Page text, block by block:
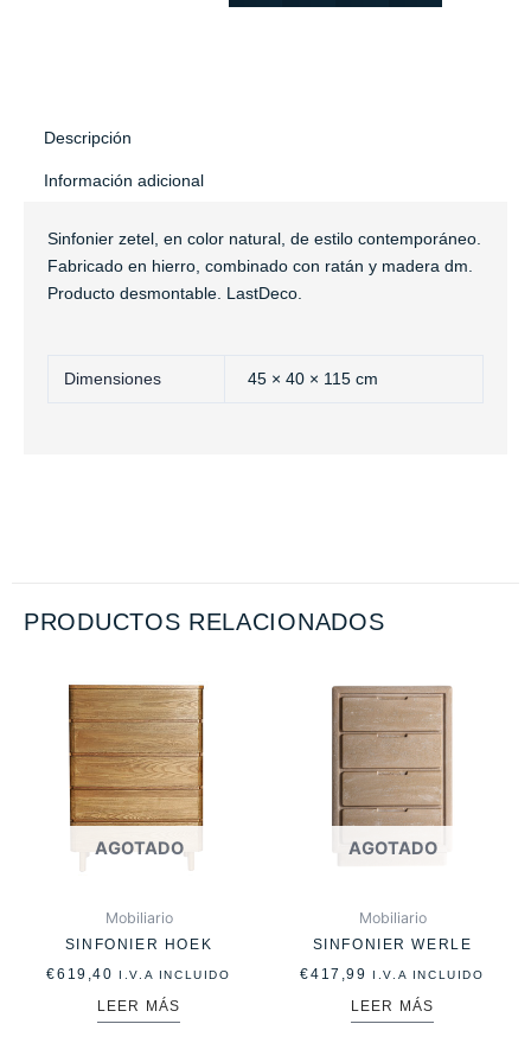
Descripción
Información adicional
Sinfonier zetel, en color natural, de estilo contemporáneo.
Fabricado en hierro, combinado con ratán y madera dm.
Producto desmontable. LastDeco.
Dimensiones 45 × 40 × 115 cm
PRODUCTOS RELACIONADOS
AGOTADO
Mobiliario
SINFONIER HOEK
€619,40 I.V.A INCLUIDO
LEER MÁS
AGOTADO
Mobiliario
SINFONIER WERLE
€417,99 I.V.A INCLUIDO
LEER MÁS